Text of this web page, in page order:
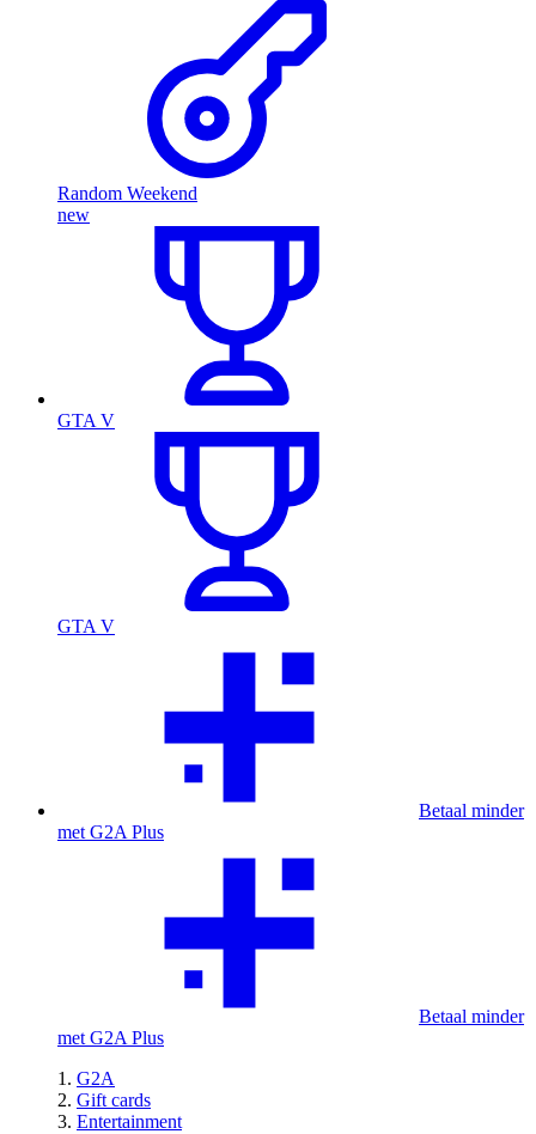
Random Weekend
new
GTA V
GTA V
Betaal minder
met G2A Plus
Betaal minder
met G2A Plus
G2A
Gift cards
Entertainment